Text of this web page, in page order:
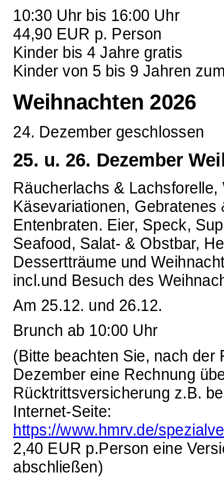
10:30 Uhr bis 16:00 Uhr
44,90 EUR p. Person
Kinder bis 4 Jahre gratis
Kinder von 5 bis 9 Jahren
Weihnachten 2026
24. Dezember geschlossen
25. u. 26. Dezember
Räucherlachs &
Käsevariationen,
Entenbraten. Eier, Speck,
Seafood, Salat- & Obstbar,
Dessertträume und
incl.und Besuch des
Am 25.12. und 26.12.
Brunch ab 10:00 Uhr
(Bitte beachten Sie, nach der
Dezember eine Rechnung
Rücktrittsversicherung z.B.
Internet-Seite:
https://www.hmrv.de/
2,40 EUR p.Person eine
abschließen)